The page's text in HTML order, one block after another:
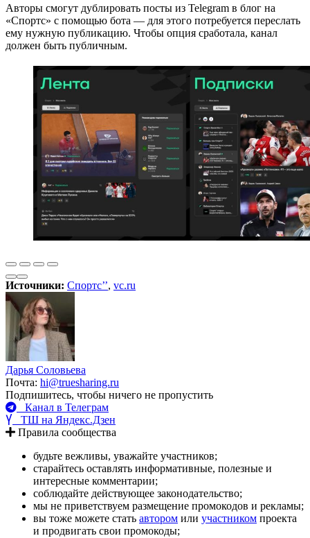
Авторы смогут дублировать посты из Telegram в блог на
«Спортс» с помощью бота — для этого потребуется переслать
ему нужную публикацию. Чтобы опция сработала, канал
должен быть публичным.
Источники: Спортс’’, vc.ru
Дарья Соловьева
Почта: hi@truesharing.ru
Подпишитесь, чтобы ничего не пропустить
Канал в Телеграм
ТШ на Яндекс.Дзен
Правила сообщества
будьте вежливы, уважайте участников;
старайтесь оставлять информативные, полезные и
интересные комментарии;
соблюдайте действующее законодательство;
мы не приветствуем размещение промокодов и рекламы;
вы тоже можете стать автором или участником проекта
и продвигать свои промокоды;